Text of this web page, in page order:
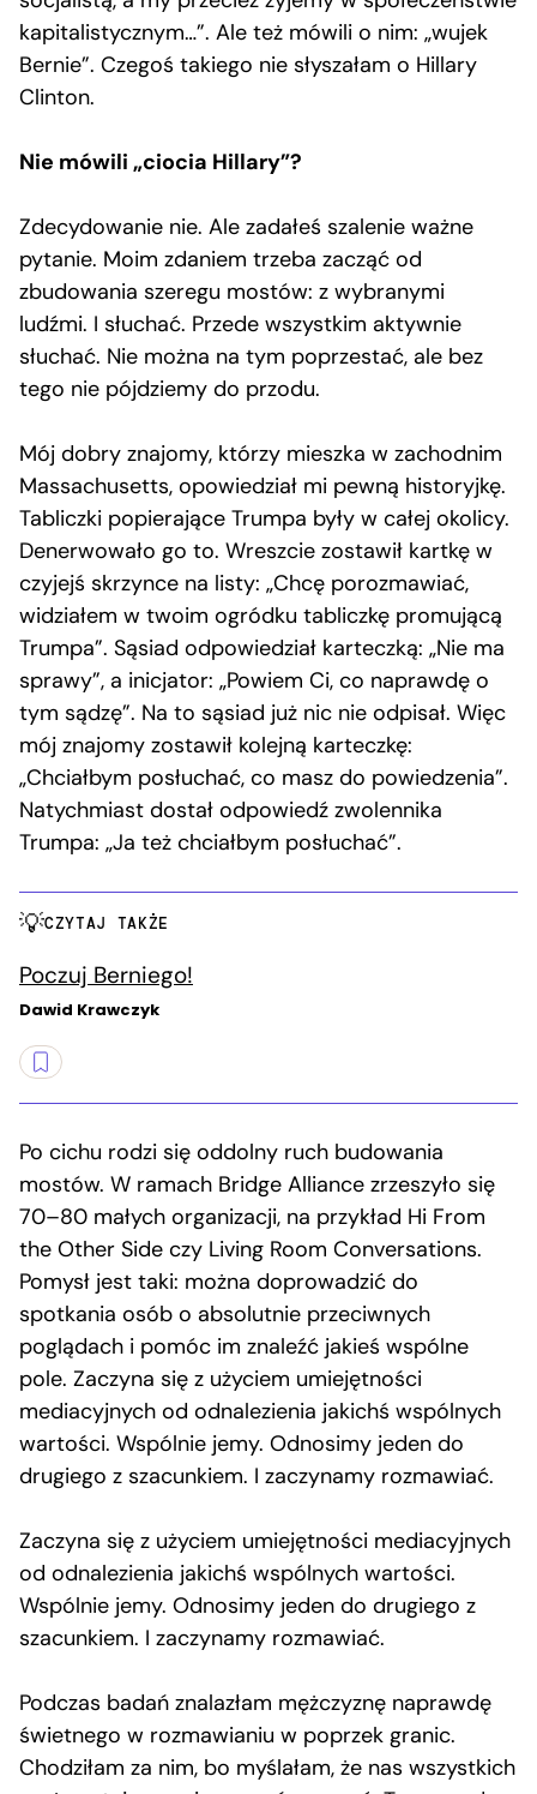
kapitalistycznym…”. Ale też mówili o nim: „wujek
Bernie”. Czegoś takiego nie słyszałam o Hillary
Clinton.
Nie mówili „ciocia Hillary”?
Zdecydowanie nie. Ale zadałeś szalenie ważne
pytanie. Moim zdaniem trzeba zacząć od
zbudowania szeregu mostów: z wybranymi
ludźmi. I słuchać. Przede wszystkim aktywnie
słuchać. Nie można na tym poprzestać, ale bez
tego nie pójdziemy do przodu.
Mój dobry znajomy, którzy mieszka w zachodnim
Massachusetts, opowiedział mi pewną historyjkę.
Tabliczki popierające Trumpa były w całej okolicy.
Denerwowało go to. Wreszcie zostawił kartkę w
czyjejś skrzynce na listy: „Chcę porozmawiać,
widziałem w twoim ogródku tabliczkę promującą
Trumpa”. Sąsiad odpowiedział karteczką: „Nie ma
sprawy”, a inicjator: „Powiem Ci, co naprawdę o
tym sądzę”. Na to sąsiad już nic nie odpisał. Więc
mój znajomy zostawił kolejną karteczkę:
„Chciałbym posłuchać, co masz do powiedzenia”.
Natychmiast dostał odpowiedź zwolennika
Trumpa: „Ja też chciałbym posłuchać”.
CZYTAJ TAKŻE
Poczuj Berniego!
Dawid Krawczyk
Po cichu rodzi się oddolny ruch budowania
mostów. W ramach Bridge Alliance zrzeszyło się
70–80 małych organizacji, na przykład Hi From
the Other Side czy Living Room Conversations.
Pomysł jest taki: można doprowadzić do
spotkania osób o absolutnie przeciwnych
poglądach i pomóc im znaleźć jakieś wspólne
pole. Zaczyna się z użyciem umiejętności
mediacyjnych od odnalezienia jakichś wspólnych
wartości. Wspólnie jemy. Odnosimy jeden do
drugiego z szacunkiem. I zaczynamy rozmawiać.
Zaczyna się z użyciem umiejętności mediacyjnych
od odnalezienia jakichś wspólnych wartości.
Wspólnie jemy. Odnosimy jeden do drugiego z
szacunkiem. I zaczynamy rozmawiać.
Podczas badań znalazłam mężczyznę naprawdę
świetnego w rozmawianiu w poprzek granic.
Chodziłam za nim, bo myślałam, że nas wszystkich